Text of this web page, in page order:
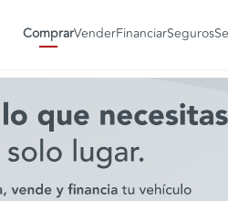
ComprarVenderFinanciarSeguros